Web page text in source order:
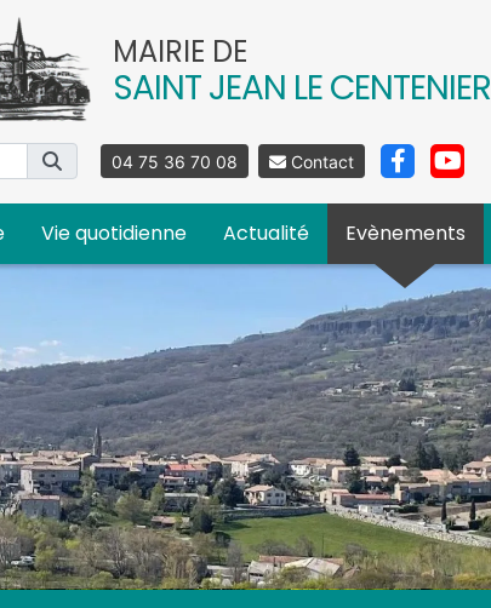
MAIRIE DE
SAINT JEAN LE CENTENIER
04 75 36 70 08 Contact
Vie quotidienne Actualité Evènements